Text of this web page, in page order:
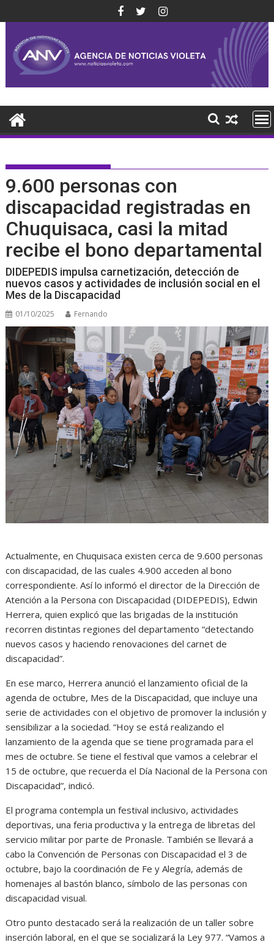
al
contenido
9.600 personas con
discapacidad registradas en
Chuquisaca, casi la mitad
recibe el bono departamental
DIDEPEDIS impulsa carnetización, detección de
nuevos casos y actividades de inclusión social en el
Mes de la Discapacidad
01/10/2025 Fernando
Actualmente, en Chuquisaca existen cerca de 9.600 personas
con discapacidad, de las cuales 4.900 acceden al bono
correspondiente. Así lo informó el director de la Dirección de
Atención a la Persona con Discapacidad (DIDEPEDIS), Edwin
Herrera, quien explicó que las brigadas de la institución
recorren distintas regiones del departamento “detectando
nuevos casos y haciendo renovaciones del carnet de
discapacidad”.
En ese marco, Herrera anunció el lanzamiento oficial de la
agenda de octubre, Mes de la Discapacidad, que incluye una
serie de actividades con el objetivo de promover la inclusión y
sensibilizar a la sociedad. “Hoy se está realizando el
lanzamiento de la agenda que se tiene programada para el
mes de octubre. Se tiene el festival que vamos a celebrar el
15 de octubre, que recuerda el Día Nacional de la Persona con
Discapacidad”, indicó.
El programa contempla un festival inclusivo, actividades
deportivas, una feria productiva y la entrega de libretas del
servicio militar por parte de Pronasle. También se llevará a
cabo la Convención de Personas con Discapacidad el 3 de
octubre, bajo la coordinación de Fe y Alegría, además de
homenajes al bastón blanco, símbolo de las personas con
discapacidad visual.
Otro punto destacado será la realización de un taller sobre
inserción laboral, en el que se socializará la Ley 977. “Vamos a